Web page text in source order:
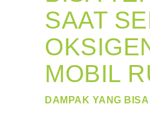
SAAT
MOBIL
DAMPAK YANG